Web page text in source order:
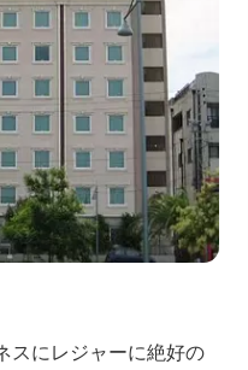
スにレジャーに絶好の